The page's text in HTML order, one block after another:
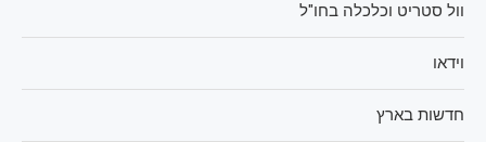
וול סטריט וכלכלה בחו"ל
וידאו
חדשות בארץ